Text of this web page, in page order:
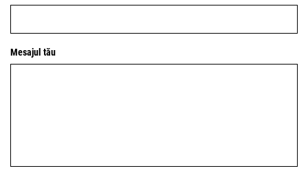
Mesajul tău